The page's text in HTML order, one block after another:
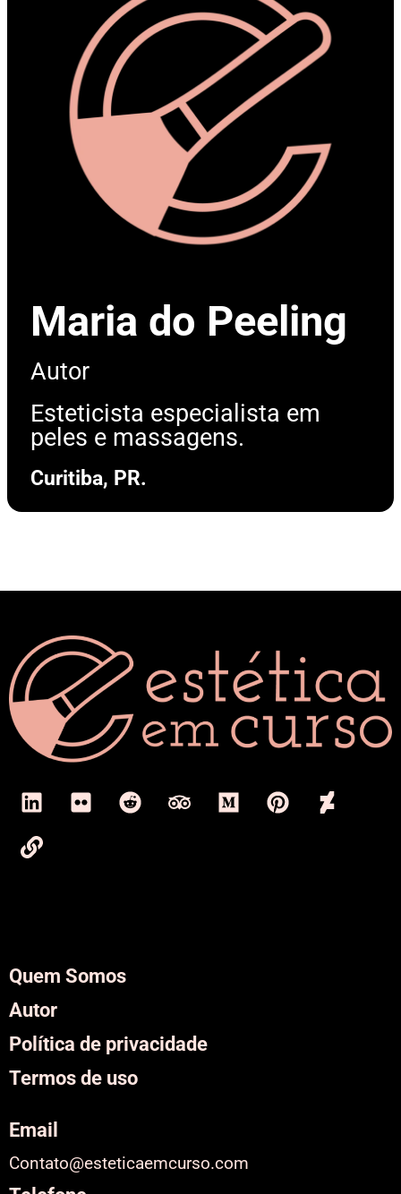
Maria do Peeling
Autor
Esteticista especialista em
peles e massagens.
Curitiba, PR.
Quem Somos
Autor
Política de privacidade
Termos de uso
Email
Contato@esteticaemcurso.com